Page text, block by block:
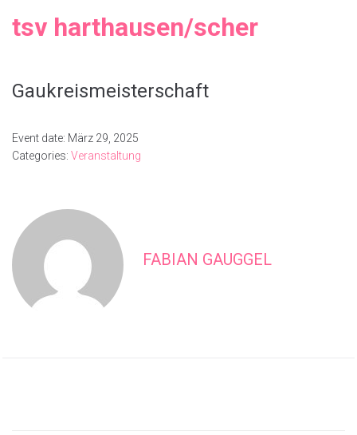
tsv harthausen/scher
Gaukreismeisterschaft
Event date: März 29, 2025
Categories: Veranstaltung
FABIAN GAUGGEL